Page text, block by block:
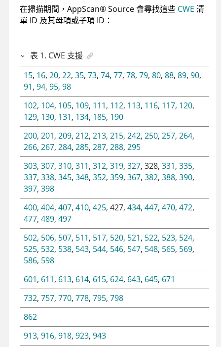
在掃描期間， AppScan®Source會尋找這些 CWE 清
單 ID 及其母項或子項 ID：
表 1. CWE 支援
15, 16, 20, 22, 35, 73, 74, 77, 78, 79, 80, 88, 89, 90,
91, 94, 95, 98
102, 104, 105, 109, 111, 112, 113, 116, 117, 120,
129, 130, 131, 134, 185, 190
200, 201, 209, 212, 213, 215, 242, 250, 257, 264,
266, 267, 284, 285, 287, 288, 295
303, 307, 310, 311, 312, 319, 327, 328, 331, 335,
337, 338, 345, 348, 352, 359, 367, 382, 388, 390,
397, 398
400, 404, 407, 410, 425, 427, 434, 447, 470, 472,
477, 489, 497
502, 506, 507, 511, 517, 520, 521, 522, 523, 524,
525, 532, 538, 543, 544, 546, 547, 548, 565, 569,
586, 598
601, 611, 613, 614, 615, 624, 643, 645, 671
732, 757, 770, 778, 795, 798
862
913, 916, 918, 923, 943